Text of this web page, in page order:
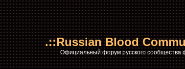
.::Russian Blood
Официальный форум русского сообщества